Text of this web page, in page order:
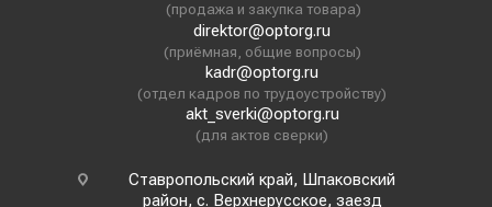
(продажа и закупка товара)
direktor@optorg.ru
(приёмная, общие вопросы)
kadr@optorg.ru
(отдел кадров по трудоустройству)
akt_sverki@optorg.ru
(для актов сверки)
Ставропольский край, Шпаковский
район, с. Верхнерусское, заезд